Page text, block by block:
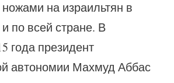
на израильтян в
по всей стране. В
года президент
автономии Махмуд Аббас